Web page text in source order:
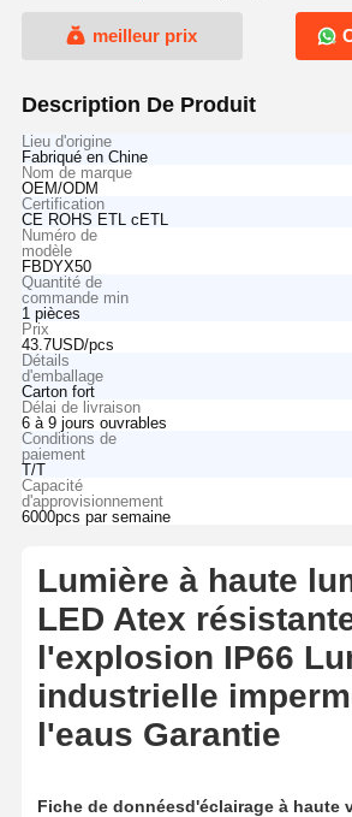
meilleur prix
Description De Produit
Lieu d'origine
Fabriqué en Chine
Nom de marque
OEM/ODM
Certification
CE ROHS ETL cETL
Numéro de
modèle
FBDYX50
Quantité de
commande min
1 pièces
Prix
43.7USD/pcs
Détails
d'emballage
Carton fort
Délai de livraison
6 à 9 jours ouvrables
Conditions de
paiement
T/T
Capacité
d'approvisionnement
6000pcs par semaine
Lumière à haute
LED Atex
l'explosion IP66
industrielle
l'eaus Garantie
Fiche de donnéesd'éclairage à haute